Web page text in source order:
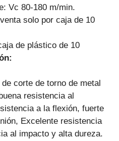
Vc 80-180 m/min.
solo por caja de 10
de plástico de 10
corte de torno de metal
resistencia al
a la flexión, fuerte
Excelente resistencia
al impacto y alta dureza.